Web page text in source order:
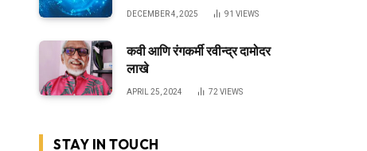
DECEMBER 4, 2025 91 VIEWS
कवी आणि रंगकर्मी रवीन्द्र दामोदर
लाखे
APRIL 25, 2024 72 VIEWS
STAY IN TOUCH